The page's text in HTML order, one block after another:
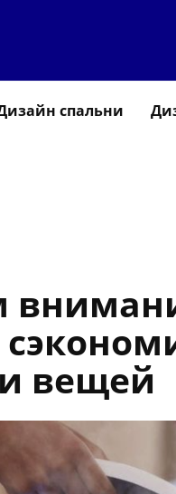
спальни
вещей